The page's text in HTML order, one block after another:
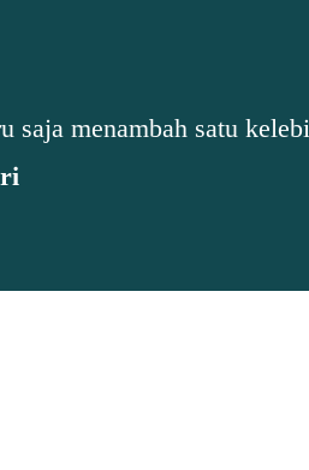
saja menambah satu